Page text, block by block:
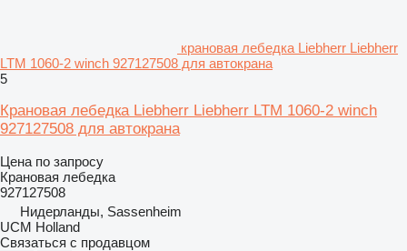
крановая лебедка Liebherr Liebherr
LTM 1060-2 winch 927127508 для автокрана
5
Крановая лебедка Liebherr Liebherr LTM 1060-2 winch
927127508 для автокрана
Цена по запросу
Крановая лебедка
927127508
Нидерланды, Sassenheim
UCM Holland
Связаться с продавцом